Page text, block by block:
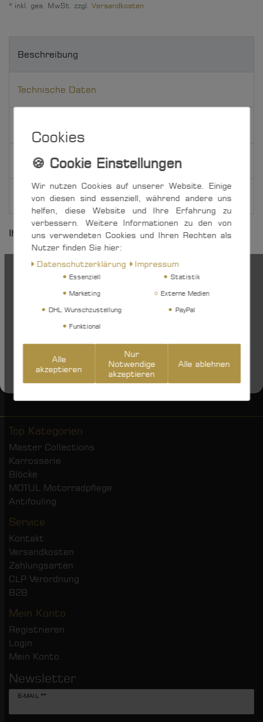
* inkl. ges. MwSt. zzgl. Versandkosten
Beschreibung
Technische Daten
EU-Verantwortlicher
Hersteller
Ihre Vorteile:
geeignet für Boote bis 7 m LÜA
große Auswahl an verschiedenen Schienenlängen
und Schlitten-Typen
Sonderlängen sind bis max. 3 Meter auf Anfrage
möglich.
Top Kategorien
Master Collections
Karrosserie
Blöcke
MOTUL Motorradpflege
Antifouling
Service
Kontakt
Versandkosten
Zahlungsarten
CLP Verordnung
B2B
Mein Konto
Registrieren
Login
Mein Konto
Newsletter
E-MAIL **
Newsletter
Cookies
Wir nutzen Cookies auf unserer Website. Einige
von diesen sind essenziell, während andere uns
helfen, diese Website und Ihre Erfahrung zu
verbessern. Weitere Informationen zu den von
uns verwendeten Cookies und Ihren Rechten als
Nutzer finden Sie hier:
Daten­schutz­erklärung
Impressum
Essenziell
Statistik
Marketing
Externe Medien
DHL Wunschzustellung
PayPal
Funktional
Alle
akzeptieren
Nur
Notwendige
akzeptieren
Alle ablehnen